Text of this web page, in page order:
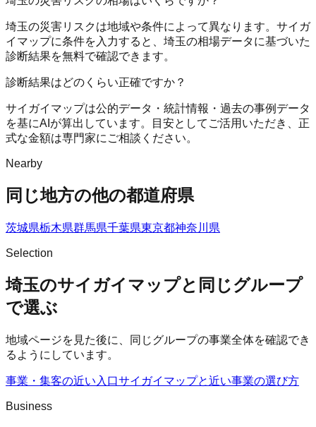
埼玉の災害リスクは地域や条件によって異なります。サイガ
イマップに条件を入力すると、埼玉の相場データに基づいた
診断結果を無料で確認できます。
診断結果はどのくらい正確ですか？
サイガイマップは公的データ・統計情報・過去の事例データ
を基にAIが算出しています。目安としてご活用いただき、正
式な金額は専門家にご相談ください。
Nearby
同じ地方の他の都道府県
茨城県栃木県群馬県千葉県東京都神奈川県
Selection
埼玉のサイガイマップと同じグループ
で選ぶ
地域ページを見た後に、同じグループの事業全体を確認でき
るようにしています。
事業・集客の近い入口サイガイマップと近い事業の選び方
Business